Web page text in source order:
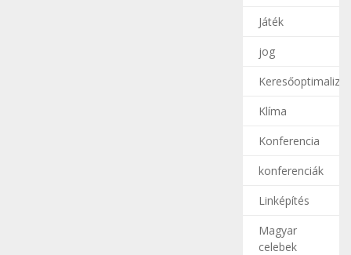
Játék
jog
Klíma
Konferencia
konferenciák
Linképítés
Magyar
celebek